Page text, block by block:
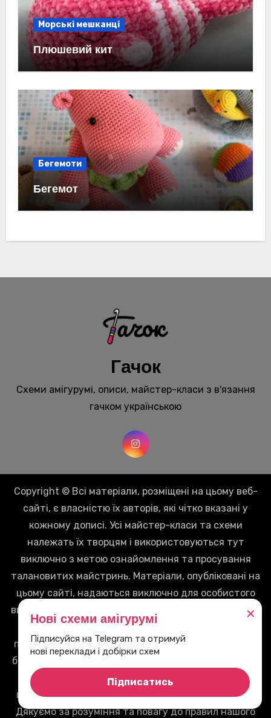
Морські мешканці
Плюшевий кит
Бегемоти
Бегемот
Гачок
Схеми амігурумі, описи, майстер-класи з в'язання
гачком українською
Copyright © Всі матеріали, розміщені на цьому веб-
сайті, є власністю їх авторів, які чітко вказані у
кожному дописі. Усі майстер-класи та схеми
належать їх творцям і використовуються тут
виключно з метою ознайомлення та просування
талановитих майстринь. Матеріали, опубліковані на
цьому сайті, надаються виключно для особистого
використання. Будь-яке інше використання, таке як
копіювання, несанкціоноване поширення, зміна,
перепродаж чи будь-яка інша форма використання
без письмового дозволу власників авторських прав,
заборонено. Ми пильно стежимо за дотриманням
правил і віримо у взаємне повагу до творчої праці.
Дякуємо за розуміння та повагу до правил нашого
✕
Нові схеми амігурумі
Підписуйся на Telegram та отримуй
нові переклади і добірки схем
Підписатись